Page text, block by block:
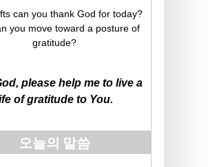
can you thank God for today?
you move toward a posture of
gratitude?
please help me to live a
of gratitude to You.
오늘의 말씀